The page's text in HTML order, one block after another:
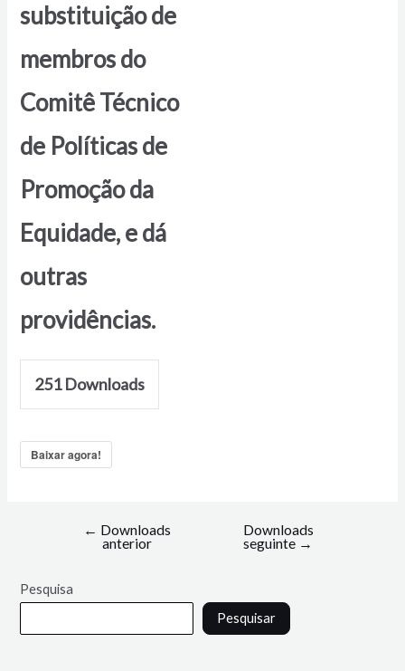
substituição de
membros do
Comitê Técnico
de Políticas de
Promoção da
Equidade, e dá
outras
providências.
251Downloads
Baixar agora!
← Downloads
anterior
Downloads
seguinte →
Pesquisa
Pesquisar